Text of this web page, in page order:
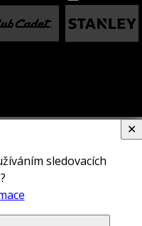
0-20-200
sledovacích
✕